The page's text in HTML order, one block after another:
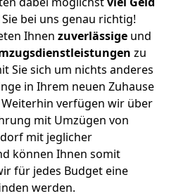
bei uns genau richtig!
Ihnen zuverlässige und
zu
Sie sich um nichts anderes
in Ihrem neuen Zuhause
verfügen wir über
mit Umzügen von
mit jeglicher
können Ihnen somit
für jedes Budget eine
werden.